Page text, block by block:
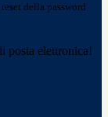
della password
posta elettronica!